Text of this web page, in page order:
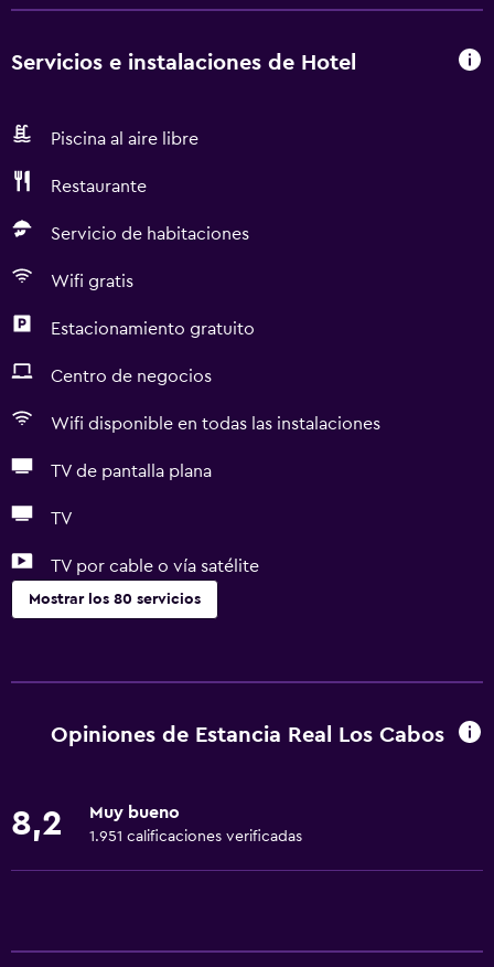
Servicios e instalaciones de Hotel
Piscina al aire libre
Restaurante
Servicio de habitaciones
Wifi gratis
Estacionamiento gratuito
Centro de negocios
Wifi disponible en todas las instalaciones
TV de pantalla plana
TV
TV por cable o vía satélite
Mostrar los 80 servicios
Centro de negocios
Cambio de divisas
Opiniones de Estancia Real Los Cabos
8,2 Muy bueno
1.951 calificaciones verificadas